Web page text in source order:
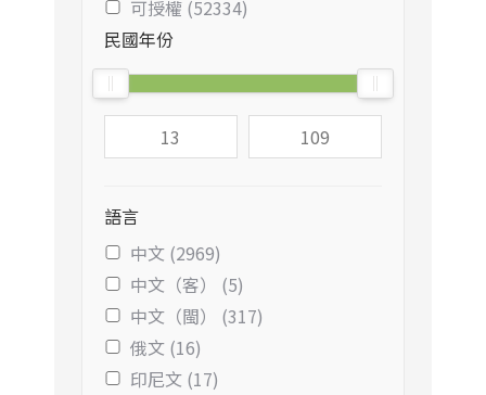
可授權 (52334)
民國年份
語言
中文 (2969)
中文（客） (5)
中文（閩） (317)
俄文 (16)
印尼文 (17)